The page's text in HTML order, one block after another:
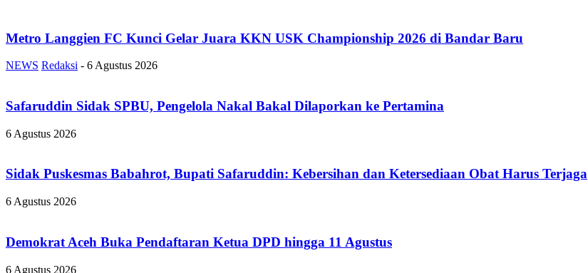
Metro Langgien FC Kunci Gelar Juara KKN USK Championship 2026 di Bandar Baru
NEWS Redaksi - 6 Agustus 2026
Safaruddin Sidak SPBU, Pengelola Nakal Bakal Dilaporkan ke Pertamina
6 Agustus 2026
Sidak Puskesmas Babahrot, Bupati Safaruddin: Kebersihan dan Ketersediaan Obat Harus Terjaga
6 Agustus 2026
Demokrat Aceh Buka Pendaftaran Ketua DPD hingga 11 Agustus
6 Agustus 2026